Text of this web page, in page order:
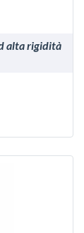
alta rigidità